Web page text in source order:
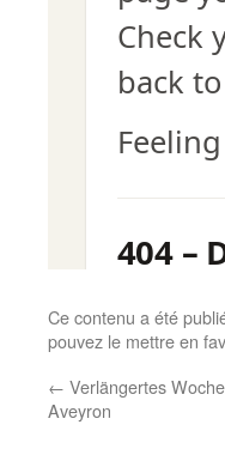
Ce contenu a été
pouvez le mettre en
← Verlängertes
Aveyron